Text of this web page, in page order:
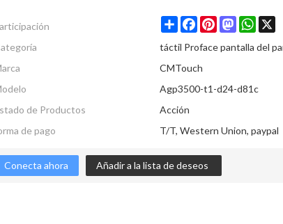
ShareFacebookPinterestMastodon
táctil Proface pantalla del
CMTouch
Agp3500-t1-d24-d81c
de Productos
Acción
de pago
T/T, Western Union, paypal
Conecta ahora Añadir a la lista de deseos